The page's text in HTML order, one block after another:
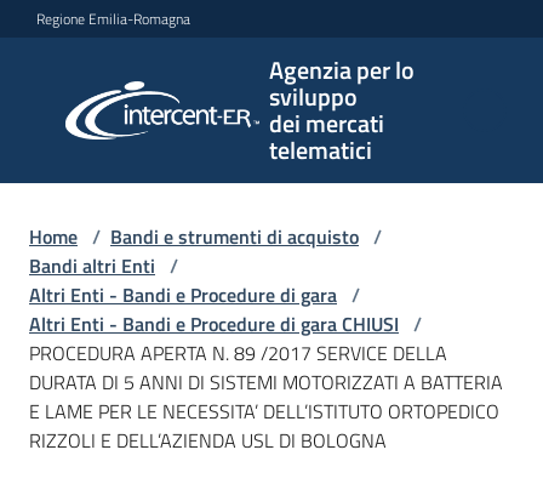
Vai al contenuto
Vai alla navigazione
Vai al footer
Regione Emilia-Romagna
Agenzia per lo
sviluppo
dei mercati
telematici
per lo
sviluppo
telematici
L'Agenzia
Bandi
Home / Bandi e strumenti di acquisto /
Bandi altri Enti /
Altri Enti - Bandi e Procedure di gara /
Altri Enti - Bandi e Procedure di gara CHIUSI /
PROCEDURA APERTA N. 89 /2017 SERVICE DELLA
DURATA DI 5 ANNI DI SISTEMI MOTORIZZATI A BATTERIA
E LAME PER LE NECESSITA’ DELL’ISTITUTO ORTOPEDICO
RIZZOLI E DELL’AZIENDA USL DI BOLOGNA